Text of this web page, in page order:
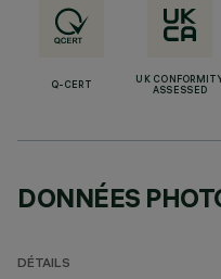
Q-CERT
UK
ASSESSED
DONNÉES
DÉTAILS